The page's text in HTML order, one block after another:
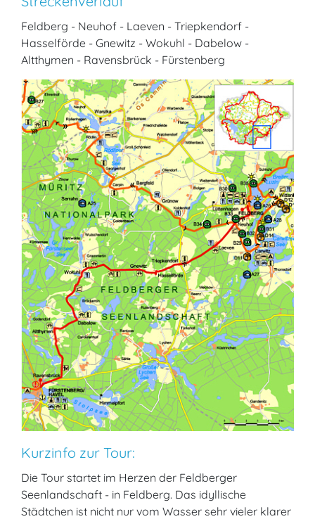
Feldberg - Neuhof - Laeven - Triepkendorf -
Hasselförde - Gnewitz - Wokuhl - Dabelow -
Altthymen - Ravensbrück - Fürstenberg
Kurzinfo zur Tour:
Die Tour startet im Herzen der Feldberger
Seenlandschaft - in Feldberg. Das idyllische
Städtchen ist nicht nur vom Wasser sehr vieler klarer